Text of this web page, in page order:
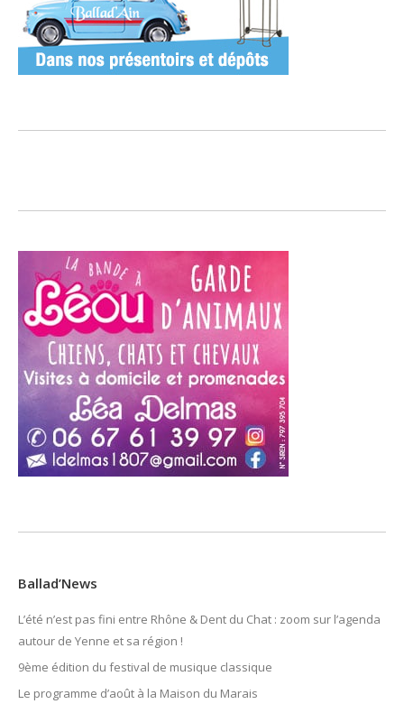
Ballad’News
L’été n’est pas fini entre Rhône & Dent du Chat : zoom sur l’agenda
autour de Yenne et sa région !
9ème édition du festival de musique classique
Le programme d’août à la Maison du Marais